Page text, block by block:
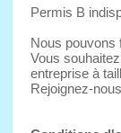
Permis B
Nous pouvons
Vous
entreprise à
Rejoignez-